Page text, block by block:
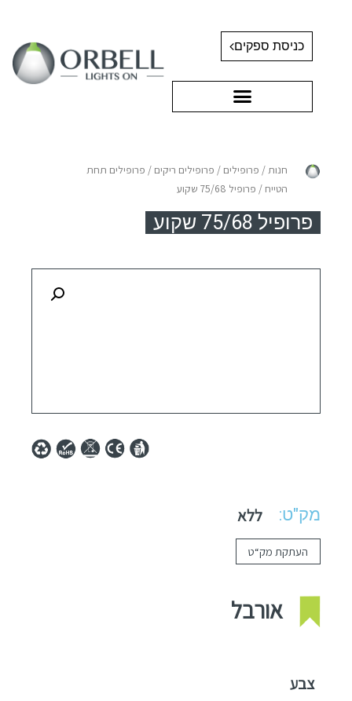
כניסת ספקים
חנות / פרופילים / פרופילים ריקים / פרופילים תחת
הטייח / פרופיל 75/68 שקוע
פרופיל 75/68 שקוע
מק"ט: ללא
העתקת מק“ט
אורבל
צבע